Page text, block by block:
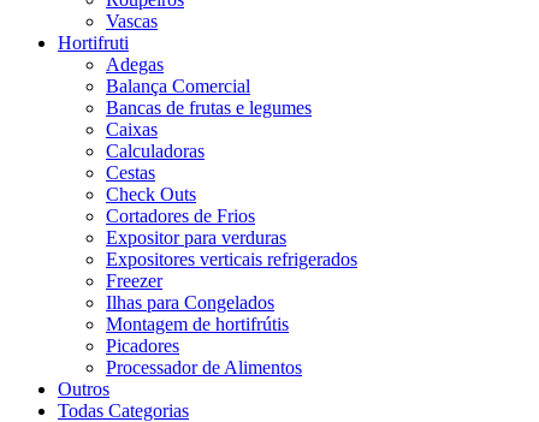
Vascas
Hortifruti
Adegas
Balança Comercial
Bancas de frutas e legumes
Caixas
Calculadoras
Cestas
Check Outs
Cortadores de Frios
Expositor para verduras
Expositores verticais refrigerados
Freezer
Ilhas para Congelados
Montagem de hortifrútis
Picadores
Processador de Alimentos
Outros
Todas Categorias